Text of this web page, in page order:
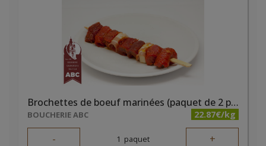
Brochettes de boeuf marinées (paquet de 2 pièces)
BOUCHERIE ABC 22.87€/kg
- 1 paquet +